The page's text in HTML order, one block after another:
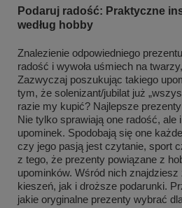
Podaruj radość: Praktyczne
według hobby
Znalezienie odpowiedniego
radość i wywoła uśmiech na
Zazwyczaj poszukując takiego
tym, że solenizant/jubilat już
razie my kupić? Najlepsze
Nie tylko sprawiają one radość, ale
upominek. Spodobają się one
czy jego pasją jest czytanie, sport
z tego, że prezenty powiązane z
upominków. Wśród nich
kieszeń, jak i droższe podarunki.
jakie oryginalne prezenty wybrać